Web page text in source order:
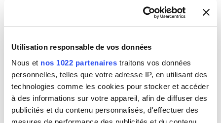
Utilisation responsable de vos données
Nous et nos 1022 partenaires traitons vos données
personnelles, telles que votre adresse IP, en utilisant des
technologies comme les cookies pour stocker et accéder
à des informations sur votre appareil, afin de diffuser des
publicités et du contenu personnalisés, d'effectuer des
TONY
94000 Créteil
Activité(s) : Rénovation intérieure